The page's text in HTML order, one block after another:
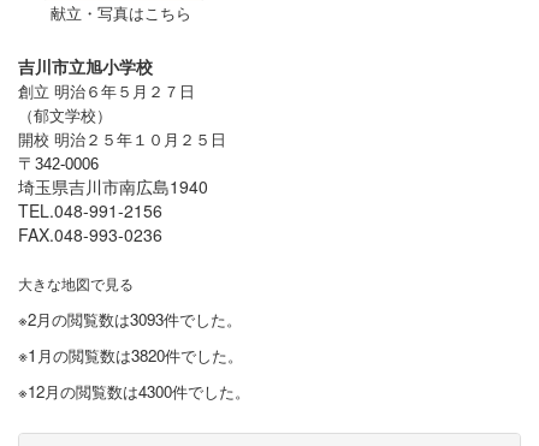
献立・写真はこちら
吉川市立旭小学校
創立 明治６年５月２７日
（郁文学校）
開校 明治２５年１０月２５日
〒 342-0006
埼玉県吉川市南広島1940
TEL.048-991-2156
FAX.048-993-0236
大きな地図で見る
※2月の閲覧数は3093件でした。
※1 月の閲覧数は3820件でした。
※12月の閲覧数は4300件でした。